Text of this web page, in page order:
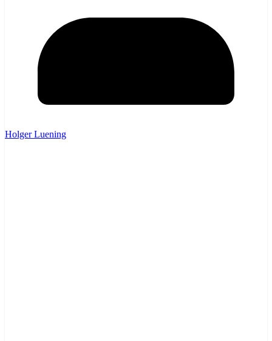
Holger Luening